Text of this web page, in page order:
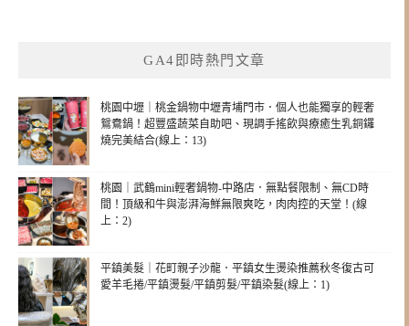
GA4即時熱門文章
桃園中壢｜桃金鍋物中壢青埔門市．個人也能獨享的輕奢
鴛鴦鍋！超豐盛蔬菜自助吧、現調手搖飲與療癒生乳銅鑼
燒完美結合(線上：13)
桃園｜武鶴mini輕奢鍋物-中路店．無點餐限制、無CD時
間！頂級和牛與澎湃海鮮無限爽吃，肉肉控的天堂！(線
上：2)
平鎮美髮｜花町親子沙龍．平鎮女生燙染推薦秋冬復古可
愛羊毛捲/平鎮燙髮/平鎮剪髮/平鎮染髮(線上：1)